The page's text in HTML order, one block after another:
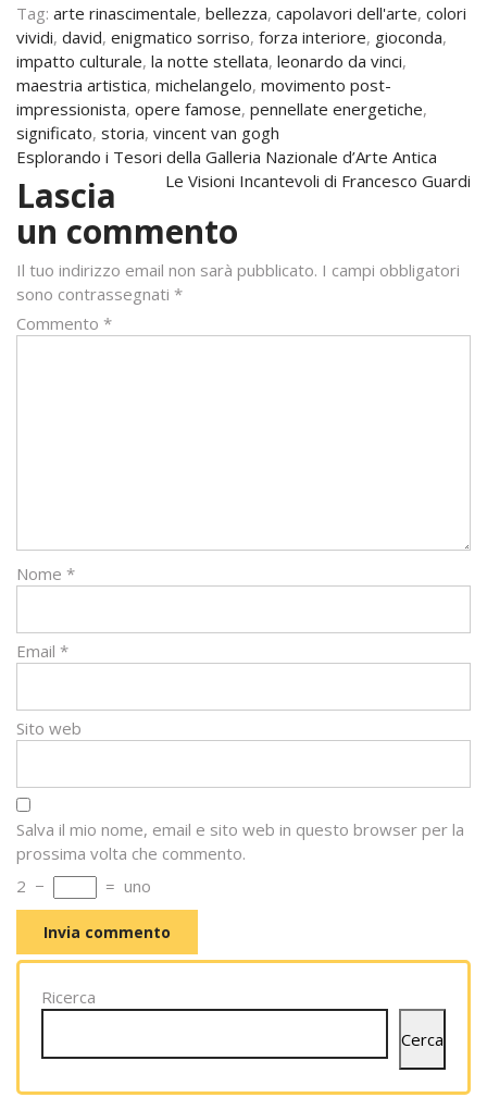
Tag: arte rinascimentale, bellezza, capolavori dell'arte, colori
vividi, david, enigmatico sorriso, forza interiore, gioconda,
impatto culturale, la notte stellata, leonardo da vinci,
maestria artistica, michelangelo, movimento post-
impressionista, opere famose, pennellate energetiche,
significato, storia, vincent van gogh
Navigazione
articoli
Esplorando i Tesori della Galleria Nazionale d’Arte Antica
Le Visioni Incantevoli di Francesco Guardi
Lascia
un commento
Il tuo indirizzo email non sarà pubblicato. I campi obbligatori
sono contrassegnati *
Commento *
Nome *
Email *
Sito web
Salva il mio nome, email e sito web in questo browser per la
prossima volta che commento.
2 − = uno
Ricerca
Cerca